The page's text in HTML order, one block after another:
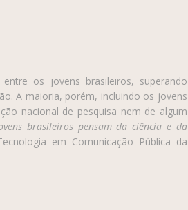
os jovens brasileiros, superando
A maioria, porém, incluindo os jovens
nacional de pesquisa nem de algum
brasileiros pensam da ciência e da
em Comunicação Pública da